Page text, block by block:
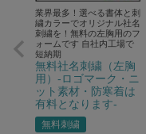
業界最多！選べる書体と刺
繍カラーでオリジナル社名
刺繍を！無料の左胸用のフ
ォームです 自社内工場で
短納期
無料社名刺繍（左胸
用）-ロゴマーク・ニ
ット素材・防寒着は
有料となります-
無料刺繍